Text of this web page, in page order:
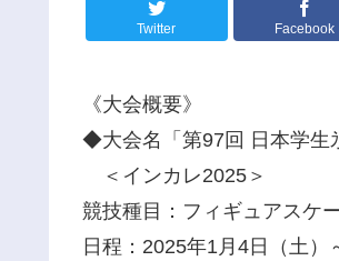
Twitter Facebook
《大会概要》
◆大会名「第97回 日本学生
＜インカレ2025＞
競技種目：フィギュアスケ
日程：2025年1月4日（土）